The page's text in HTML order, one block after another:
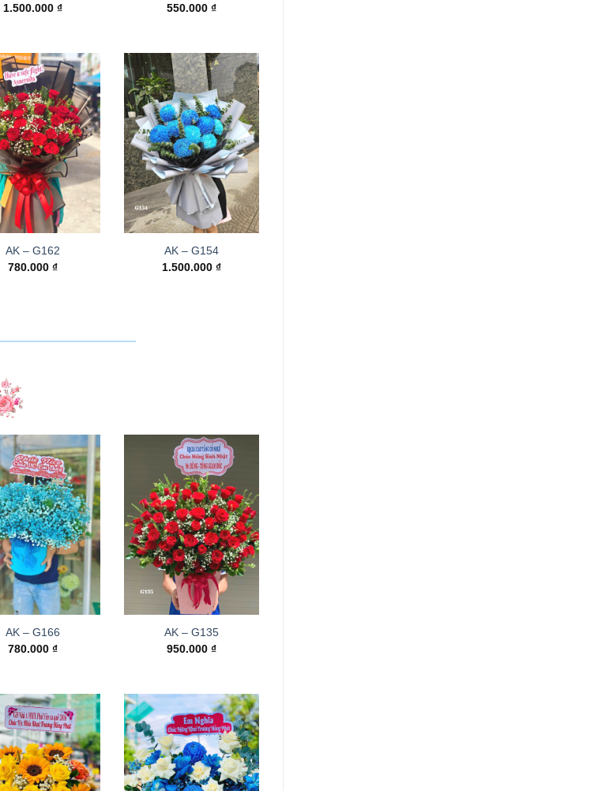
1.500.000₫
550.000 ₫
AK – G162
780.000₫
AK – G154
1.500.000 ₫
AK – G166
780.000₫
AK – G135
950.000 ₫